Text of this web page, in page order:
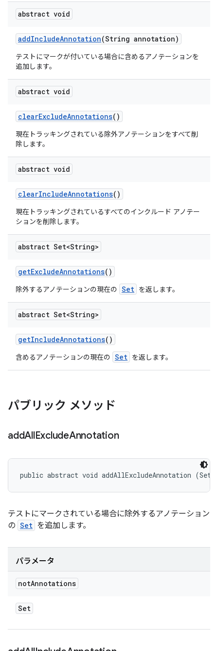
abstract void
addIncludeAnnotation(String annotation)
テストにマークが付いている場合に含めるアノテーションを
追加します。
abstract void
clearExcludeAnnotations()
現在トラッキングされている除外アノテーションをすべて削
除します。
abstract void
clearIncludeAnnotations()
現在トラッキングされているすべてのインクルード アノテー
ションを削除します。
abstract Set<String>
getExcludeAnnotations()
除外するアノテーションの現在の Set を返します。
abstract Set<String>
getIncludeAnnotations()
含めるアノテーションの現在の Set を返します。
パブリック メソッド
addAllExcludeAnnotation
public abstract void addAllExcludeAnnotation
テストにマークされている場合に除外するアノテーション
の Set を追加します。
パラメータ
notAnnotations
Set